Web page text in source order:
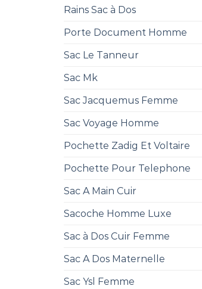
Rains Sac à Dos
Porte Document Homme
Sac Le Tanneur
Sac Mk
Sac Jacquemus Femme
Sac Voyage Homme
Pochette Zadig Et Voltaire
Pochette Pour Telephone
Sac A Main Cuir
Sacoche Homme Luxe
Sac à Dos Cuir Femme
Sac A Dos Maternelle
Sac Ysl Femme